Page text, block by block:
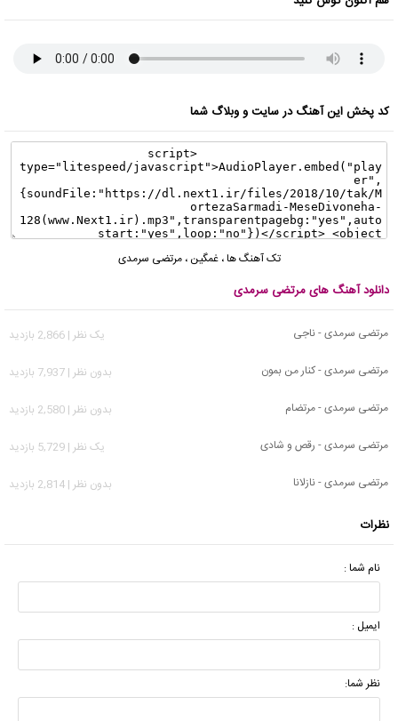
کد پخش این آهنگ در سایت و وبلاگ شما
تک آهنگ ها،غمگین ،مرتضی سرمدی
دانلود آهنگ های مرتضی سرمدی
مرتضی سرمدی - ناجی
يک نظر | 2,866 بازدید
مرتضی سرمدی - کنار من بمون
بدون نظر | 7,937 بازدید
مرتضی سرمدی - مرتضام
بدون نظر | 2,580 بازدید
مرتضی سرمدی - رقص و شادی
يک نظر | 5,729 بازدید
مرتضی سرمدی - نازلانا
بدون نظر | 2,814 بازدید
نظرات
نام شما :
ایمیل :
نظر شما: